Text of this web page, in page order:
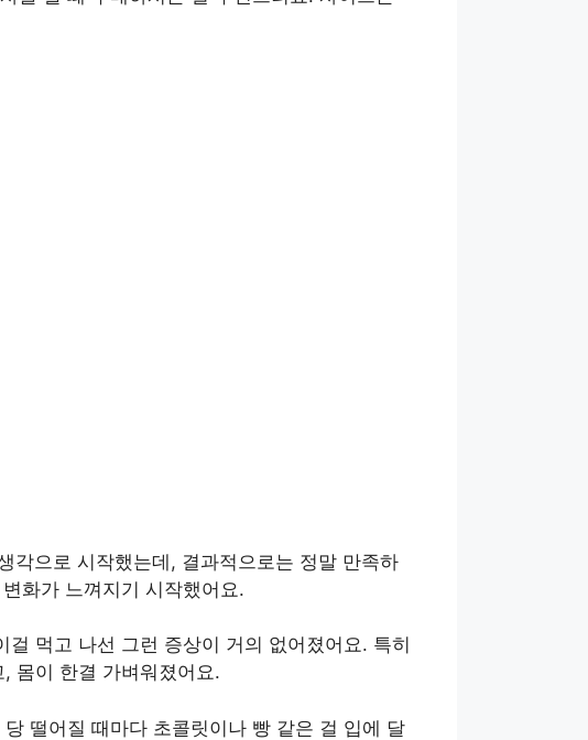
각으로 시작했는데, 결과적으로는 정말 만족하
화가 느껴지기 시작했어요.
먹고 나선 그런 증상이 거의 없어졌어요. 특히
몸이 한결 가벼워졌어요.
떨어질 때마다 초콜릿이나 빵 같은 걸 입에 달